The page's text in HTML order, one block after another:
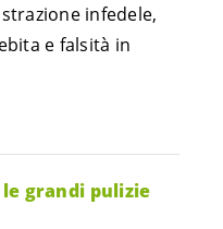
infedele,
e falsità in
grandi pulizie